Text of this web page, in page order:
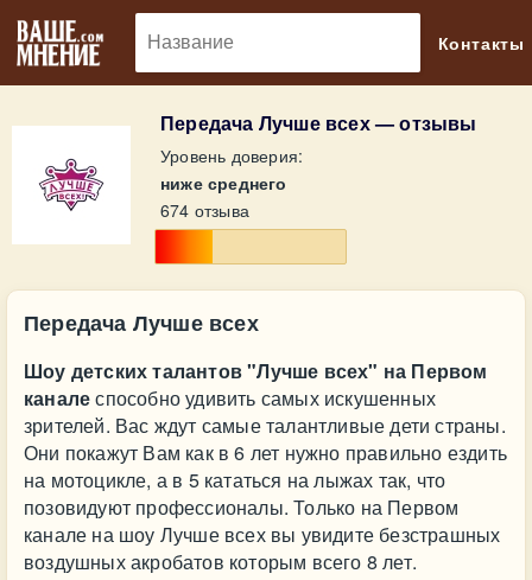
Контакты
Передача Лучше всех — отзывы
Уровень доверия:
ниже среднего
674 отзыва
Передача Лучше всех
Шоу детских талантов "Лучше всех" на Первом
каналеспособно удивить самых искушенных
зрителей. Вас ждут самые талантливые дети страны.
Они покажут Вам как в 6 лет нужно правильно ездить
на мотоцикле, а в 5 кататься на лыжах так, что
позовидуют профессионалы. Только на Первом
канале на шоу Лучше всех вы увидите безстрашных
воздушных акробатов которым всего 8 лет.